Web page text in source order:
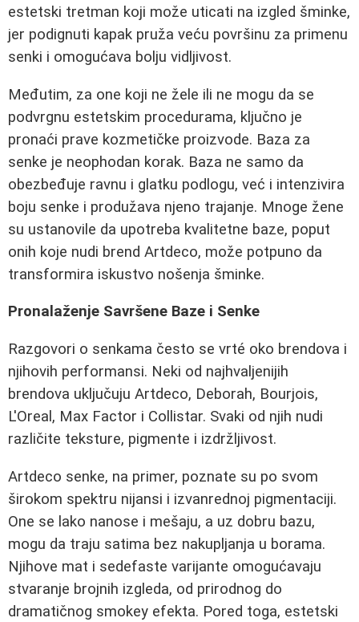
estetski tretman koji može uticati na izgled šminke,
jer podignuti kapak pruža veću površinu za primenu
senki i omogućava bolju vidljivost.
Međutim, za one koji ne žele ili ne mogu da se
podvrgnu estetskim procedurama, ključno je
pronaći prave kozmetičke proizvode. Baza za
senke je neophodan korak. Baza ne samo da
obezbeđuje ravnu i glatku podlogu, već i intenzivira
boju senke i produžava njeno trajanje. Mnoge žene
su ustanovile da upotreba kvalitetne baze, poput
onih koje nudi brend Artdeco, može potpuno da
transformira iskustvo nošenja šminke.
Pronalaženje Savršene Baze i Senke
Razgovori o senkama često se vrté oko brendova i
njihovih performansi. Neki od najhvaljenijih
brendova uključuju Artdeco, Deborah, Bourjois,
L'Oreal, Max Factor i Collistar. Svaki od njih nudi
različite teksture, pigmente i izdržljivost.
Artdeco senke, na primer, poznate su po svom
širokom spektru nijansi i izvanrednoj pigmentaciji.
One se lako nanose i mešaju, a uz dobru bazu,
mogu da traju satima bez nakupljanja u borama.
Njihove mat i sedefaste varijante omogućavaju
stvaranje brojnih izgleda, od prirodnog do
dramatičnog smokey efekta. Pored toga, estetski